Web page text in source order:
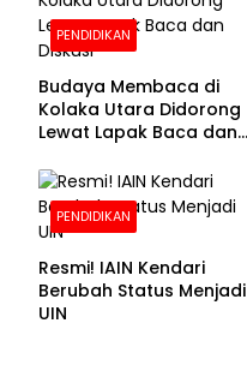
PENDIDIKAN
Budaya Membaca di
Kolaka Utara Didorong
Lewat Lapak Baca dan
PENDIDIKAN
Resmi! IAIN Kendari
Berubah Status Menjadi
UIN